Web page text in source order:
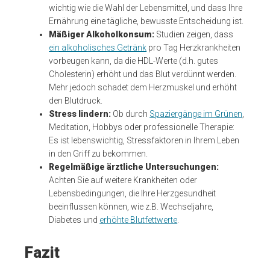
wichtig wie die Wahl der Lebensmittel, und dass Ihre
Ernährung eine tägliche, bewusste Entscheidung ist.
Mäßiger Alkoholkonsum: Studien zeigen, dass
ein alkoholisches Getränk pro Tag Herzkrankheiten
vorbeugen kann, da die HDL-Werte (d.h. gutes
Cholesterin) erhöht und das Blut verdünnt werden.
Mehr jedoch schadet dem Herzmuskel und erhöht
den Blutdruck.
Stress lindern: Ob durch Spaziergänge im Grünen
Meditation, Hobbys oder professionelle Therapie:
Es ist lebenswichtig, Stressfaktoren in Ihrem Leben
in den Griff zu bekommen.
Regelmäßige ärztliche Untersuchungen:
Achten Sie auf weitere Krankheiten oder
Lebensbedingungen, die Ihre Herzgesundheit
beeinflussen können, wie z.B. Wechseljahre,
Diabetes und erhöhte Blutfettwerte
Fazit